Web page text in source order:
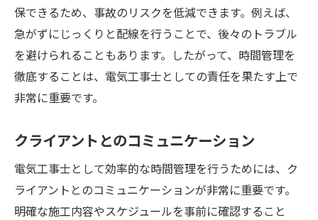
保できるため、事故のリスクを低減できます。例えば、
急がずにじっくりと配線を行うことで、後々のトラブル
を避けられることもあります。したがって、時間管理を
徹底することは、電気工事士としての責任を果たす上で
非常に重要です。
クライアントとのコミュニケーション
電気工事士として効率的な時間管理を行うためには、ク
ライアントとのコミュニケーションが非常に重要です。
明確な施工内容やスケジュールを事前に確認すること